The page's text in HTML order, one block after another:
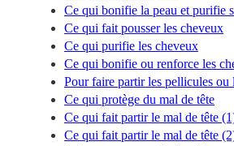
Ce qui bonifie la peau et purifie
Ce qui fait pousser les cheveux
Ce qui purifie les cheveux
Ce qui bonifie ou renforce les
Pour faire partir les pellicules ou
Ce qui protège du mal de tête
Ce qui fait partir le mal de tête
Ce qui fait partir le mal de tête